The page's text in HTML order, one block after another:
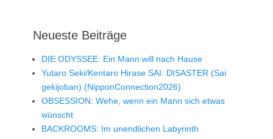
Neueste Beiträge
DIE ODYSSEE: Ein Mann will nach Hause
Yutaro Seki/Kentaro Hirase SAI: DISASTER (Sai
gekijoban) (NipponConnection2026)
OBSESSION: Wehe, wenn ein Mann sich etwas
wünscht
BACKROOMS: Im unendlichen Labyrinth